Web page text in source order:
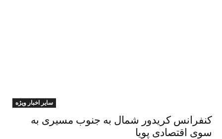
سایر اخبار ویژه
کنفرانس کریدور شمال به جنوب مسیری به
سوی اقتصادی پویا